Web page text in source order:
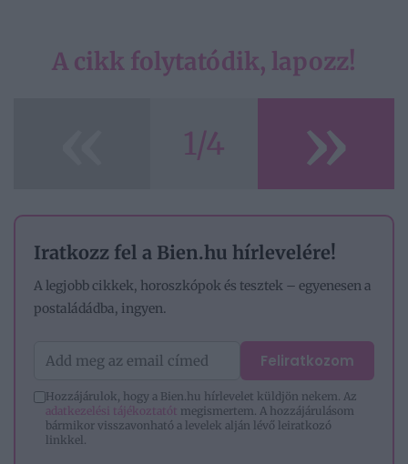
A cikk folytatódik, lapozz!
1/4 »
Iratkozz fel a Bien.hu hírlevelére!
A legjobb cikkek, horoszkópok és tesztek – egyenesen a
postaládádba, ingyen.
Feliratkozom
Hozzájárulok, hogy a Bien.hu hírlevelet küldjön nekem. Az
adatkezelési tájékoztatót megismertem. A hozzájárulásom
bármikor visszavonható a levelek alján lévő leiratkozó
linkkel.